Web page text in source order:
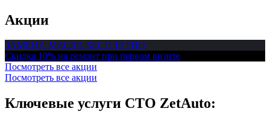
Акции
ЗАМЕНА МАСЛА БЕСПЛАТНО
Скидка 10% на ремонт при первом визите
Посмотреть все акции
Посмотреть все акции
Ключевые услуги СТО ZetAuto: